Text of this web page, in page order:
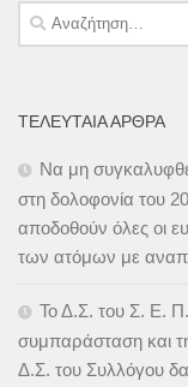
Αναζήτηση
για:
ΤΕΛΕΥΤΑΊΑ ΆΡΘΡΑ
Να μη
στη δολοφονία του
αποδοθούν όλες οι
των ατόμων με
Το Δ.Σ. του Σ. Ε.
συμπαράσταση και
Δ.Σ. του Συλλόγου